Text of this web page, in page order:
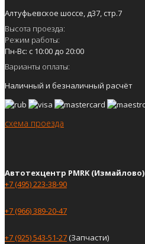
Алтуфьевское шоссе, д37, стр.7
Высота проезда:
Режим работы:
Пн-Вс: с 10:00 до 20:00
Варианты оплаты:
Наличный и безналичный расчёт
схема проезда
Автотехцентр PMRK (Измайлово)
+7 (495) 223-38-90
+7 (966) 389-20-47
+7 (925) 543-51-27(Запчасти)